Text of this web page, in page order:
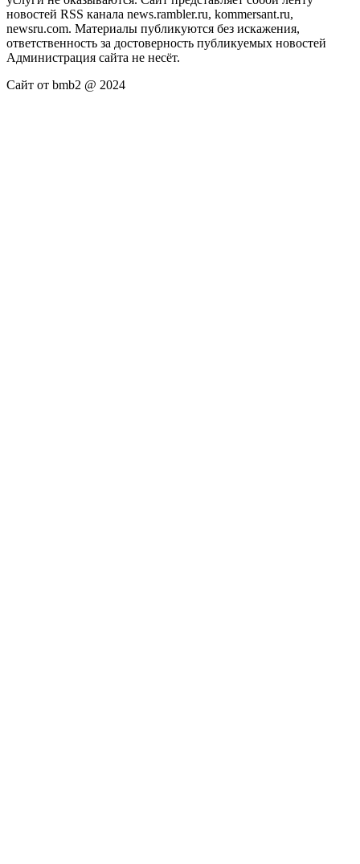
новостей RSS канала news.rambler.ru, kommersant.ru,
newsru.com. Материалы публикуются без искажения,
ответственность за достоверность публикуемых новостей
Администрация сайта не несёт.
Сайт от bmb2 @ 2024